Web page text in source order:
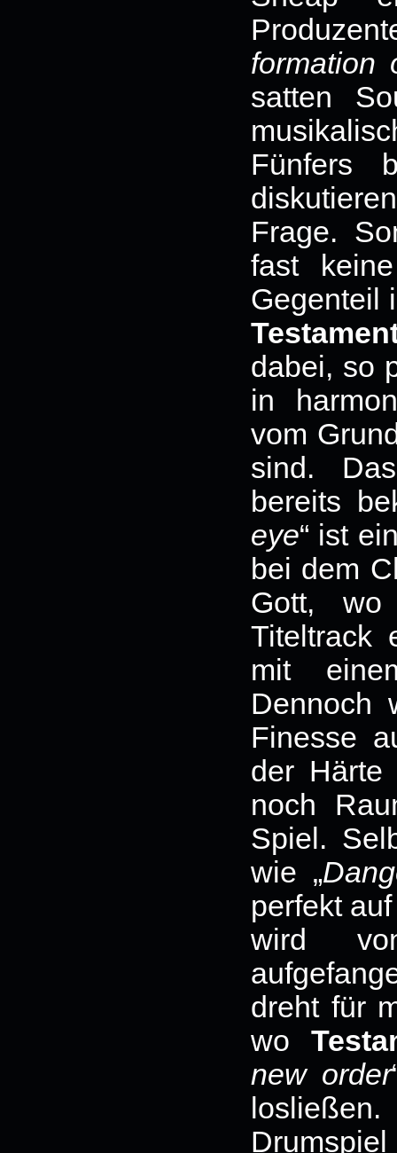
formation
satten
Fünfers
Frage.
fast
Gegenteil
dabei, so
in
vom
sind.
bereits
eye“ ist
bei dem
Gott, wo
Titeltrack
mit
Dennoch
Finesse
der Härte
noch
Spiel.
wie „
perfekt auf
wird
dreht für
wo
new order